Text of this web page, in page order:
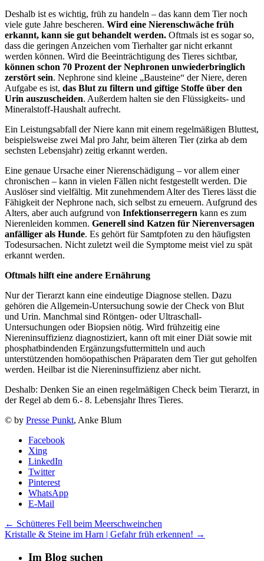
Deshalb ist es wichtig, früh zu handeln – das kann dem Tier noch
viele gute Jahre bescheren. Wird eine Nierenschwäche früh
erkannt, kann sie gut behandelt werden. Oftmals ist es sogar so,
dass die geringen Anzeichen vom Tierhalter gar nicht erkannt
werden können. Wird die Beeinträchtigung des Tieres sichtbar,
können schon 70 Prozent der Nephronen unwiederbringlich
zerstört sein. Nephrone sind kleine „Bausteine“ der Niere, deren
Aufgabe es ist, das Blut zu filtern und giftige Stoffe über den
Urin auszuscheiden. Außerdem halten sie den Flüssigkeits- und
Mineralstoff-Haushalt aufrecht.
Ein Leistungsabfall der Niere kann mit einem regelmäßigen Bluttest,
beispielsweise zwei Mal pro Jahr, beim älteren Tier (zirka ab dem
sechsten Lebensjahr) zeitig erkannt werden.
Eine genaue Ursache einer Nierenschädigung – vor allem einer
chronischen – kann in vielen Fällen nicht festgestellt werden. Die
Auslöser sind vielfältig. Mit zunehmendem Alter des Tieres lässt die
Fähigkeit der Nephrone nach, sich selbst zu erneuern. Aufgrund des
Alters, aber auch aufgrund von Infektionserregern kann es zum
Nierenleiden kommen. Generell sind Katzen für Nierenversagen
anfälliger als Hunde. Es gehört für Samtpfoten zu den häufigsten
Todesursachen. Nicht zuletzt weil die Symptome meist viel zu spät
erkannt werden.
Oftmals hilft eine andere Ernährung
Nur der Tierarzt kann eine eindeutige Diagnose stellen. Dazu
gehören die Allgemein-Untersuchung sowie der Check von Blut
und Urin. Manchmal sind Röntgen- oder Ultraschall-
Untersuchungen oder Biopsien nötig. Wird frühzeitig eine
Niereninsuffizienz diagnostiziert, kann oft mit einer Diät sowie mit
phosphatbindenden Ergänzungsfuttermitteln und auch
unterstützenden homöopathischen Präparaten dem Tier gut geholfen
werden. Heilbar ist die Niereninsuffizienz aber nicht.
Deshalb: Denken Sie an einen regelmäßigen Check beim Tierarzt, in
der Regel ab dem 6.- 8. Lebensjahr Ihres Tieres.
© by Presse Punkt, Anke Blum
Facebook
Xing
LinkedIn
Twitter
Pinterest
WhatsApp
E-Mail
← Schütteres Fell beim Meerschweinchen
Kristalle & Steine im Harn | Gefahr früh erkennen! →
Im Blog suchen